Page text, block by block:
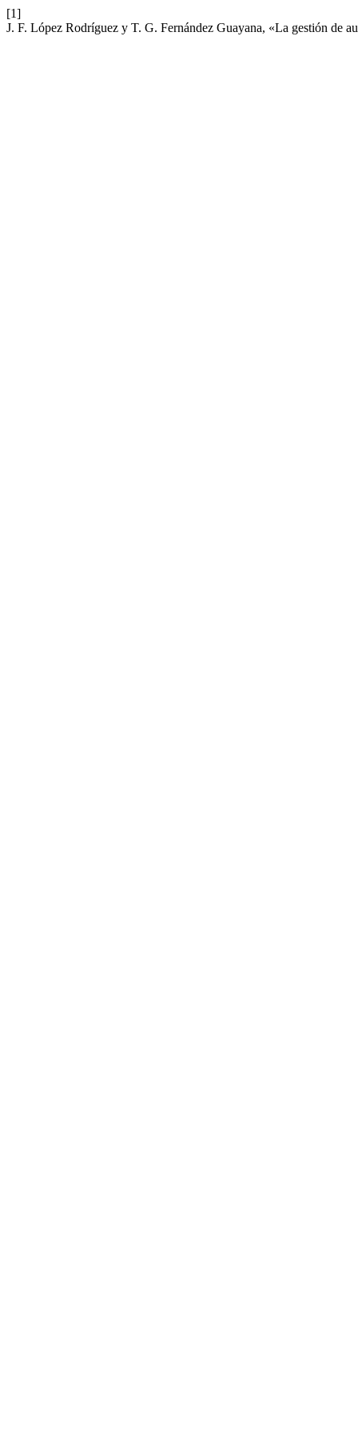
[1]
J. F. López Rodríguez y T. G. Fernández Guayana, «La gestión de